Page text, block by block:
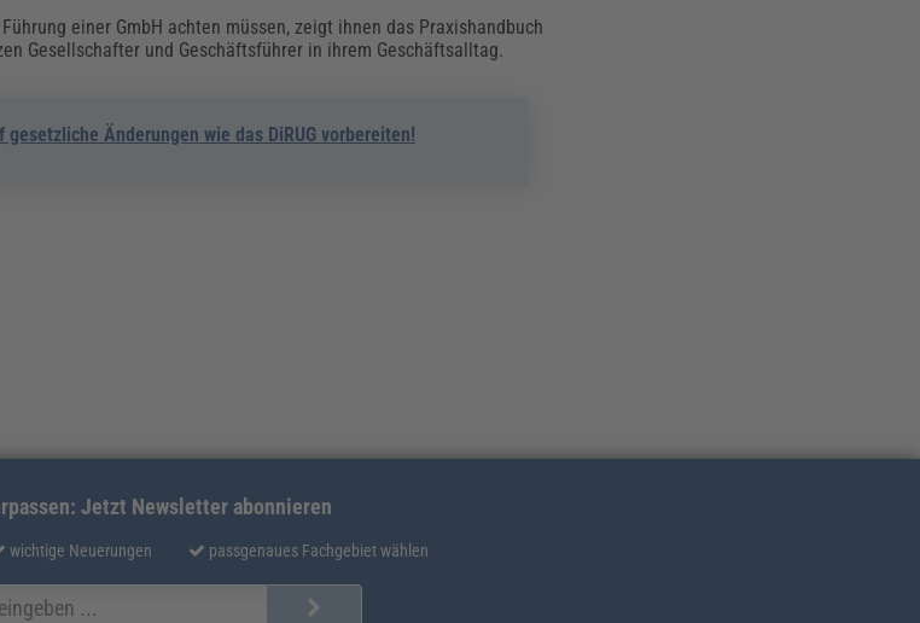
einer GmbH achten müssen, zeigt ihnen das Praxishandbuch
Gesellschafter und Geschäftsführer in ihrem Geschäftsalltag.
Änderungen wie das DiRUG vorbereiten!
Jetzt Newsletter abonnieren
wichtige Neuerungen passgenaues Fachgebiet wählen